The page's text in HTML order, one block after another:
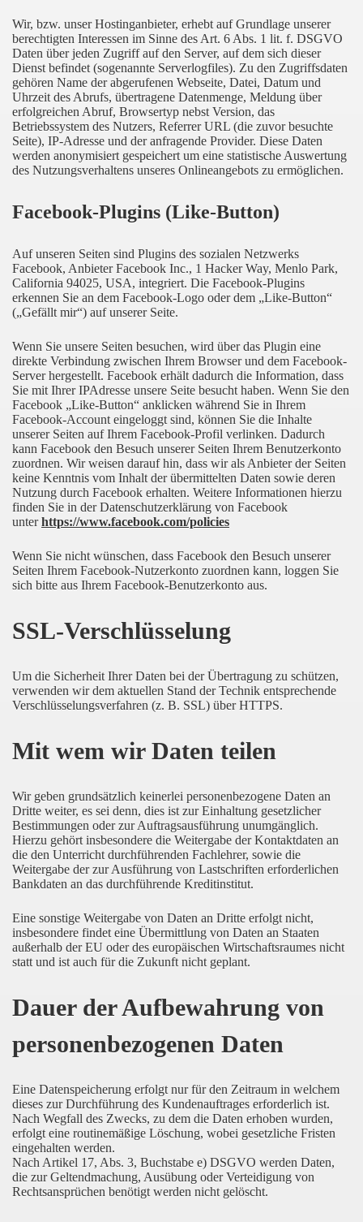
Wir, bzw. unser Hostinganbieter, erhebt auf Grundlage unserer
berechtigten Interessen im Sinne des Art. 6 Abs. 1 lit. f. DSGVO
Daten über jeden Zugriff auf den Server, auf dem sich dieser
Dienst befindet (sogenannte Serverlogfiles). Zu den Zugriffsdaten
gehören Name der abgerufenen Webseite, Datei, Datum und
Uhrzeit des Abrufs, übertragene Datenmenge, Meldung über
erfolgreichen Abruf, Browsertyp nebst Version, das
Betriebssystem des Nutzers, Referrer URL (die zuvor besuchte
Seite), IP-Adresse und der anfragende Provider. Diese Daten
werden anonymisiert gespeichert um eine statistische Auswertung
des Nutzungsverhaltens unseres Onlineangebots zu ermöglichen.
Facebook-Plugins (Like-Button)
Auf unseren Seiten sind Plugins des sozialen Netzwerks
Facebook, Anbieter Facebook Inc., 1 Hacker Way, Menlo Park,
California 94025, USA, integriert. Die Facebook-Plugins
erkennen Sie an dem Facebook-Logo oder dem „Like-Button“
(„Gefällt mir“) auf unserer Seite.
Wenn Sie unsere Seiten besuchen, wird über das Plugin eine
direkte Verbindung zwischen Ihrem Browser und dem Facebook-
Server hergestellt. Facebook erhält dadurch die Information, dass
Sie mit Ihrer IPAdresse unsere Seite besucht haben. Wenn Sie den
Facebook „Like-Button“ anklicken während Sie in Ihrem
Facebook-Account eingeloggt sind, können Sie die Inhalte
unserer Seiten auf Ihrem Facebook-Profil verlinken. Dadurch
kann Facebook den Besuch unserer Seiten Ihrem Benutzerkonto
zuordnen. Wir weisen darauf hin, dass wir als Anbieter der Seiten
keine Kenntnis vom Inhalt der übermittelten Daten sowie deren
Nutzung durch Facebook erhalten. Weitere Informationen hierzu
finden Sie in der Datenschutzerklärung von Facebook
unterhttps://www.facebook.com/policies
Wenn Sie nicht wünschen, dass Facebook den Besuch unserer
Seiten Ihrem Facebook-Nutzerkonto zuordnen kann, loggen Sie
sich bitte aus Ihrem Facebook-Benutzerkonto aus.
SSL-Verschlüsselung
Um die Sicherheit Ihrer Daten bei der Übertragung zu schützen,
verwenden wir dem aktuellen Stand der Technik entsprechende
Verschlüsselungsverfahren (z. B. SSL) über HTTPS.
Mit wem wir Daten teilen
Wir geben grundsätzlich keinerlei personenbezogene Daten an
Dritte weiter, es sei denn, dies ist zur Einhaltung gesetzlicher
Bestimmungen oder zur Auftragsausführung unumgänglich.
Hierzu gehört insbesondere die Weitergabe der Kontaktdaten an
die den Unterricht durchführenden Fachlehrer, sowie die
Weitergabe der zur Ausführung von Lastschriften erforderlichen
Bankdaten an das durchführende Kreditinstitut.
Eine sonstige Weitergabe von Daten an Dritte erfolgt nicht,
insbesondere findet eine Übermittlung von Daten an Staaten
außerhalb der EU oder des europäischen Wirtschaftsraumes nicht
statt und ist auch für die Zukunft nicht geplant.
Dauer der Aufbewahrung von
personenbezogenen Daten
Eine Datenspeicherung erfolgt nur für den Zeitraum in welchem
dieses zur Durchführung des Kundenauftrages erforderlich ist.
Nach Wegfall des Zwecks, zu dem die Daten erhoben wurden,
erfolgt eine routinemäßige Löschung, wobei gesetzliche Fristen
eingehalten werden.
Nach Artikel 17, Abs. 3, Buchstabe e) DSGVO werden Daten,
die zur Geltendmachung, Ausübung oder Verteidigung von
Rechtsansprüchen benötigt werden nicht gelöscht.